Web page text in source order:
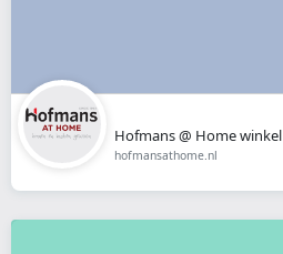
Hofmans @ Home winkel
hofmansathome.nl